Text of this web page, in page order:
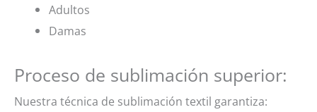
Adultos
Damas
Proceso de sublimación superior:
Nuestra técnica de sublimación textil garantiza: